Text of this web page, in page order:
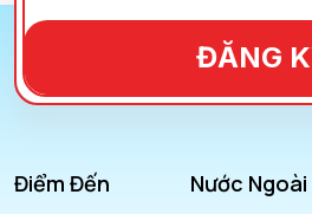
ĐĂNG
Điểm Đến Nước Ngoài